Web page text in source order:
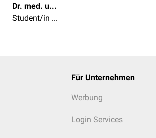
Dr. med. univ. Sabrina Mörkl
Student/in der Humanmedizin
Für Unternehmen
Werbung
Login Services